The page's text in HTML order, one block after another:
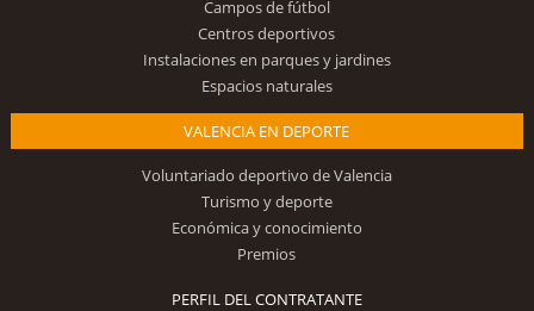
Campos de fútbol
Centros deportivos
Instalaciones en parques y jardines
Espacios naturales
VALENCIA EN DEPORTE
Voluntariado deportivo de Valencia
Turismo y deporte
Económica y conocimiento
Premios
PERFIL DEL CONTRATANTE